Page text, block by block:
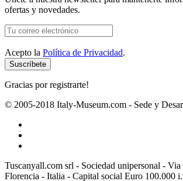
ofertas y novedades.
Acepto la Política de Privacidad.
Gracias por registrarte!
© 2005-2018 Italy-Museum.com - Sede y
Tuscanyall.com srl - Sociedad unipersonal -
Florencia - Italia - Capital social Euro 100.000